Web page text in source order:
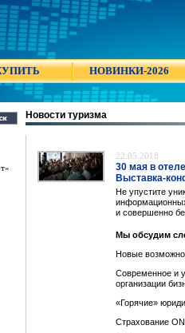
НОВИНКИ-2026
Новости туризма
22.05.2018
30 мая в
Выставка-
Не упустите
и совершенно
Мы обсудим
Новые
Современное и
организации
«Горячие»
Страхование